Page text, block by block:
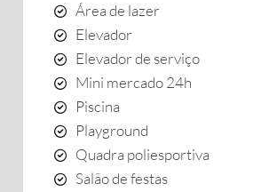
Área de lazer
Elevador
Elevador de serviço
Mini mercado 24h
Piscina
Playground
Quadra poliesportiva
Salão de festas